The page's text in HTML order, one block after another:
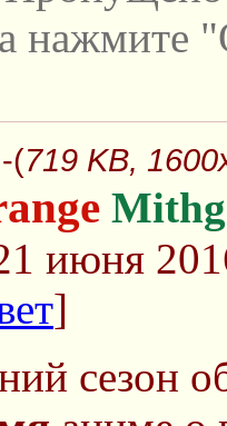
нажмите
-(719 KB,
июня
]
сезон